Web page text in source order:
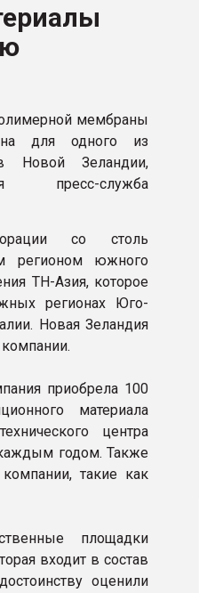
мембраны
для одного из
Новой Зеландии,
пресс-служба
со столь
регионом южного
ТН-Азия, которое
регионах Юго-
Новая Зеландия
приобрела 100
материала
центра
годом. Также
такие как
площадки
входит в состав
оценили